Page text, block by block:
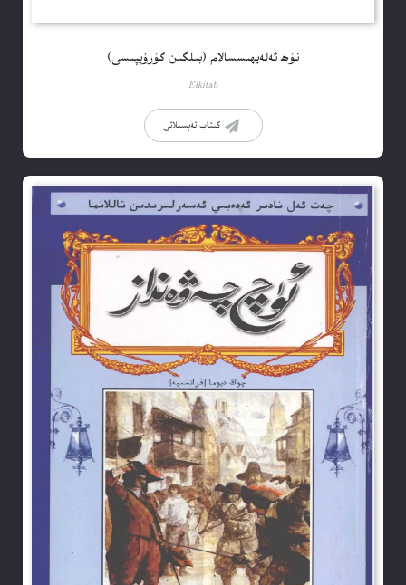
نۇھ ئەلەيھىسسالام (بىلگىن گۇرۇپپىسى)
Elkitab
كىتاب تەپسىلاتى